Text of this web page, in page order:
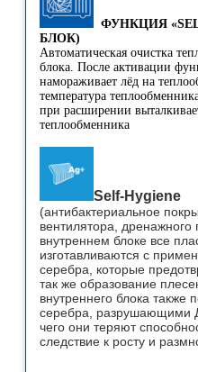
ФУНКЦИЯ
БЛОК)
Автоматическая очистка
блока. После активации
намораживает лёд на
температура
при расширении
теплообменника
Self-Hygiene
(антибактериальное
вентилятора,
внутреннем блоке все
изготавливаются с
серебра, которые
так же образование
внутреннего блока также
серебра, разрушающими
чего они теряют
следствие к росту и